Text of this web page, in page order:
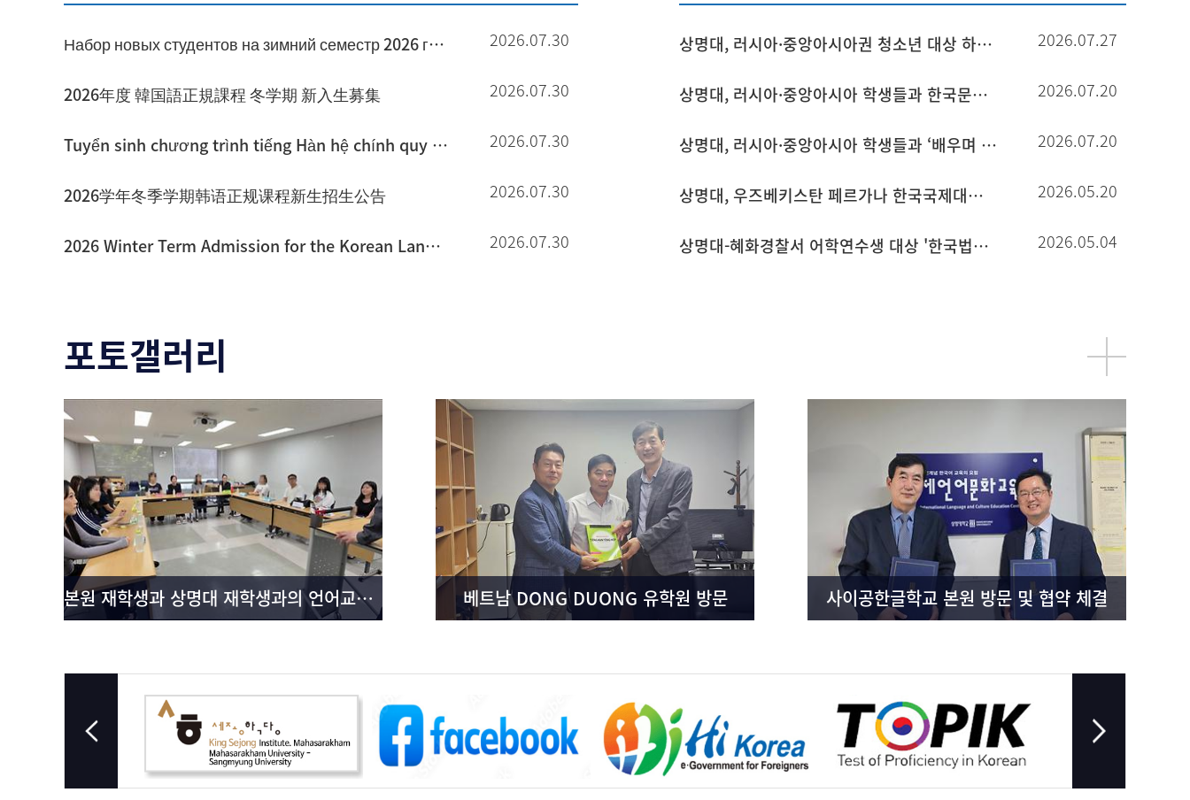
Набор новых студентов на зимний семестр 2026 года по программе корейского языка 2026.07.30
2026年度 韓国語正規課程 冬学期 新入生募集 2026.07.30
Tuyển sinh chương trình tiếng Hàn hệ chính quy học kỳ mùa đông 2026 2026.07.30
2026学年冬季学期韩语正规课程新生招生公告 2026.07.30
2026 Winter Term Admission for the Korean Language Regular Program 2026.07.30
상명대, 러시아·중앙아시아권 청소년 대상 하계 단기연수 성료 2026.07.27
상명대, 러시아·중앙아시아 학생들과 한국문화 체험 연수 2026.07.20
상명대, 러시아·중앙아시아 학생들과 ‘배우며 경험하는’ 한국문화 체험 프로그램 운영 2026.07.20
상명대, 우즈베키스탄 페르가나 한국국제대학교와 업무협약 체결 2026.05.20
상명대-혜화경찰서 어학연수생 대상 '한국법령 이해교육' 시행 2026.05.04
포토갤러리
본원 재학생과 상명대 재학생과의 언어교환 시행 베트남 DONG DUONG 유학원 방문 사이공한글학교 본원 방문 및 협약 체결